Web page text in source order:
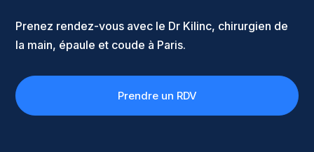
Prenez rendez-vous avec le Dr Kilinc, chirurgien de
la main, épaule et coude à Paris.
Prendre un RDV